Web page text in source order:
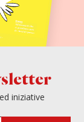
iniziative